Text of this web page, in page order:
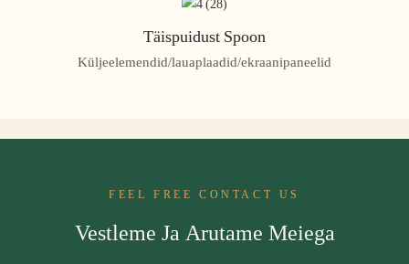
Täispuidust Spoon
Küljeelemendid/lauaplaadid/ekraanipaneelid
FEEL FREE CONTACT US
Vestleme Ja Arutame Meiega